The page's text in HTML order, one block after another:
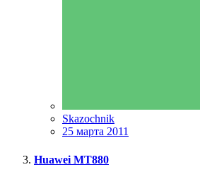
Skazochnik
25 марта 2011
Huawei MT880